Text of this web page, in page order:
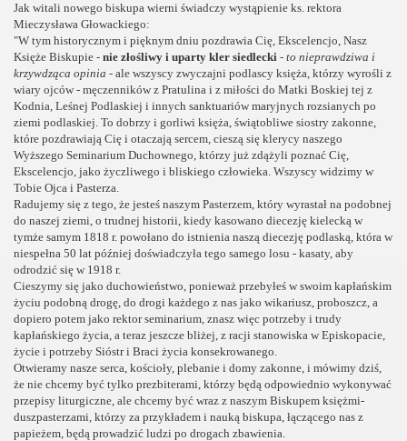
Jak witali nowego biskupa wierni świadczy wystąpienie ks. rektora
Mieczysława Głowackiego:
"W tym historycznym i pięknym dniu pozdrawia Cię, Ekscelencjo, Nasz
Księże Biskupie - nie złośliwy i uparty kler siedlecki - to nieprawdziwa i
krzywdząca opinia - ale wszyscy zwyczajni podlascy księża, którzy wyrośli z
wiary ojców - męczenników z Pratulina i z miłości do Matki Boskiej tej z
Kodnia, Leśnej Podlaskiej i innych sanktuariów maryjnych rozsianych po
ziemi podlaskiej. To dobrzy i gorliwi księża, świątobliwe siostry zakonne,
które pozdrawiają Cię i otaczają sercem, cieszą się klerycy naszego
Wyższego Seminarium Duchownego, którzy już zdążyli poznać Cię,
Ekscelencjo, jako życzliwego i bliskiego człowieka. Wszyscy widzimy w
Tobie Ojca i Pasterza.
Radujemy się z tego, że jesteś naszym Pasterzem, który wyrastał na podobnej
do naszej ziemi, o trudnej historii, kiedy kasowano diecezję kielecką w
tymże samym 1818 r. powołano do istnienia naszą diecezję podlaską, która w
niespełna 50 lat później doświadczyła tego samego losu - kasaty, aby
odrodzić się w 1918 r.
Cieszymy się jako duchowieństwo, ponieważ przebyłeś w swoim kapłańskim
życiu podobną drogę, do drogi każdego z nas jako wikariusz, proboszcz, a
dopiero potem jako rektor seminarium, znasz więc potrzeby i trudy
kapłańskiego życia, a teraz jeszcze bliżej, z racji stanowiska w Episkopacie,
życie i potrzeby Sióstr i Braci życia konsekrowanego.
Otwieramy nasze serca, kościoły, plebanie i domy zakonne, i mówimy dziś,
że nie chcemy być tylko prezbiterami, którzy będą odpowiednio wykonywać
przepisy liturgiczne, ale chcemy być wraz z naszym Biskupem księżmi-
duszpasterzami, którzy za przykładem i nauką biskupa, łączącego nas z
papieżem, będą prowadzić ludzi po drogach zbawienia.